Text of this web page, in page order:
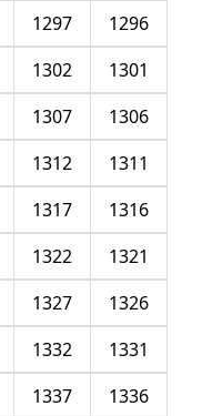
1296
1297
1301
1302
1306
1307
1311
1312
1316
1317
1321
1322
1326
1327
1331
1332
1336
1337